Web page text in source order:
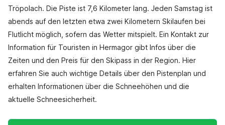
Tröpolach. Die Piste ist 7,6 Kilometer lang. Jeden Samstag ist
abends auf den letzten etwa zwei Kilometern Skilaufen bei
Flutlicht möglich, sofern das Wetter mitspielt. Ein Kontakt zur
Information für Touristen in Hermagor gibt Infos über die
Zeiten und den Preis für den Skipass in der Region. Hier
erfahren Sie auch wichtige Details über den Pistenplan und
erhalten Informationen über die Schneehöhen und die
aktuelle Schneesicherheit.